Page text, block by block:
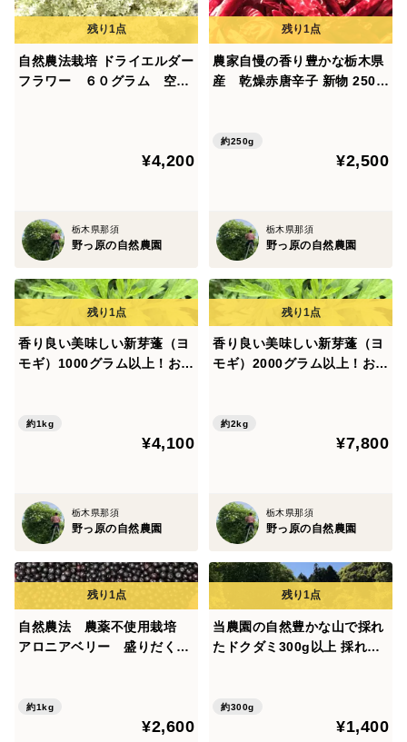
今年も美味しいジャガイモができました、皆様に楽しん
でいただけたら幸いです。
どうぞよろしくお願いいたします。
お届けの時間指定はお客様の方で自由にご設定いただけ
ます。
「意外と知らなかった」というお声も多いのですが、購
入画面にて可能です。ぜひご活用ください。
軽にお問い合わせください。
状態でお届けできるよう、できる限り柔軟に対応させて
いただきます。
また、他の野菜との同梱などご希望などもありました
ら、どうぞお気軽にお問い合わせ下さい。
自然農法栽培 ドライエルダー
フラワー ６０グラム 空気
¥4,200
栃木県那須
野っ原の自然農園
農家自慢の香り豊かな栃木県
産 乾燥赤唐辛子 新物 250g
約250g
¥2,500
栃木県那須
野っ原の自然農園
香り良い美味しい新芽蓬（ヨ
モギ）1000グラム以上！お店
容量でお送りいたします。採
れたての季節の野菜もサービ
約1kg
¥4,100
栃木県那須
野っ原の自然農園
香り良い美味しい新芽蓬（ヨ
モギ）2000グラム以上！お店
容量でお送りいたします。採
れたての季節の野菜もサービ
約2kg
¥7,800
栃木県那須
野っ原の自然農園
自然農法 農薬不使用栽培
アロニアベリー 盛りだくさ
約1kg
¥2,600
当農園の自然豊かな山で採れ
たドクダミ300g以上 採れた
す。
約300g
¥1,400